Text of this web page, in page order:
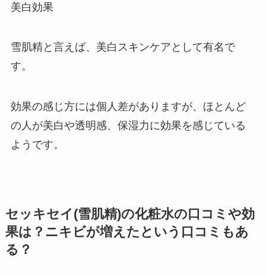
美白効果
雪肌精と言えば、美白スキンケアとして有名で
す。
効果の感じ方には個人差がありますが、ほとんど
の人が美白や透明感、保湿力に効果を感じている
ようです。
セッキセイ(雪肌精)の化粧水の口コミや効
果は？ニキビが増えたという口コミもあ
る？